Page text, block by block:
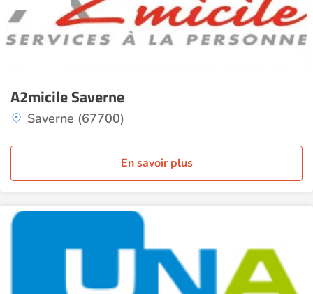
A2micile Saverne
Saverne (67700)
En savoir plus